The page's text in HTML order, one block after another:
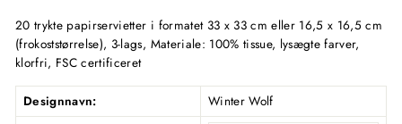
20 trykte papirservietter i formatet 33 x 33 cm eller 16,5 x 16,5 cm
(frokoststørrelse), 3-lags, Materiale: 100% tissue, lysægte farver,
klorfri, FSC certificeret
Designnavn: Winter Wolf